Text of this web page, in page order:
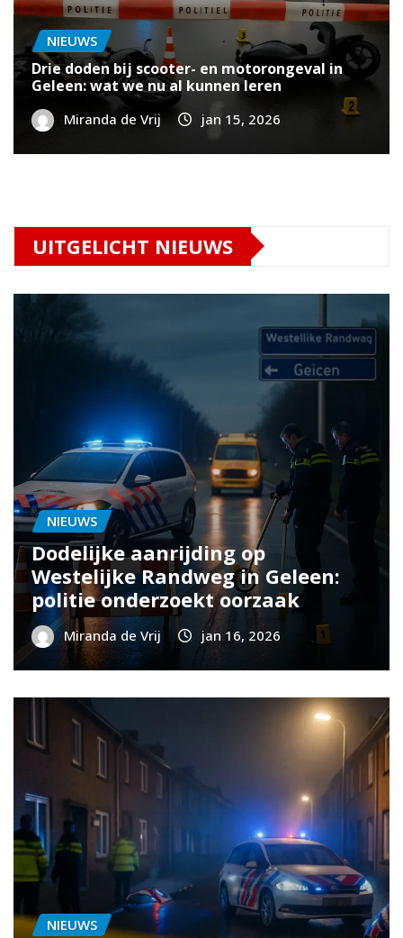
NIEUWS
Drie doden bij scooter- en motorongeval in
Geleen: wat we nu al kunnen leren
Miranda de Vrij jan 15, 2026
UITGELICHT NIEUWS
NIEUWS
Dodelijke aanrijding op
Westelijke Randweg in Geleen:
politie onderzoekt oorzaak
Miranda de Vrij jan 16, 2026
NIEUWS